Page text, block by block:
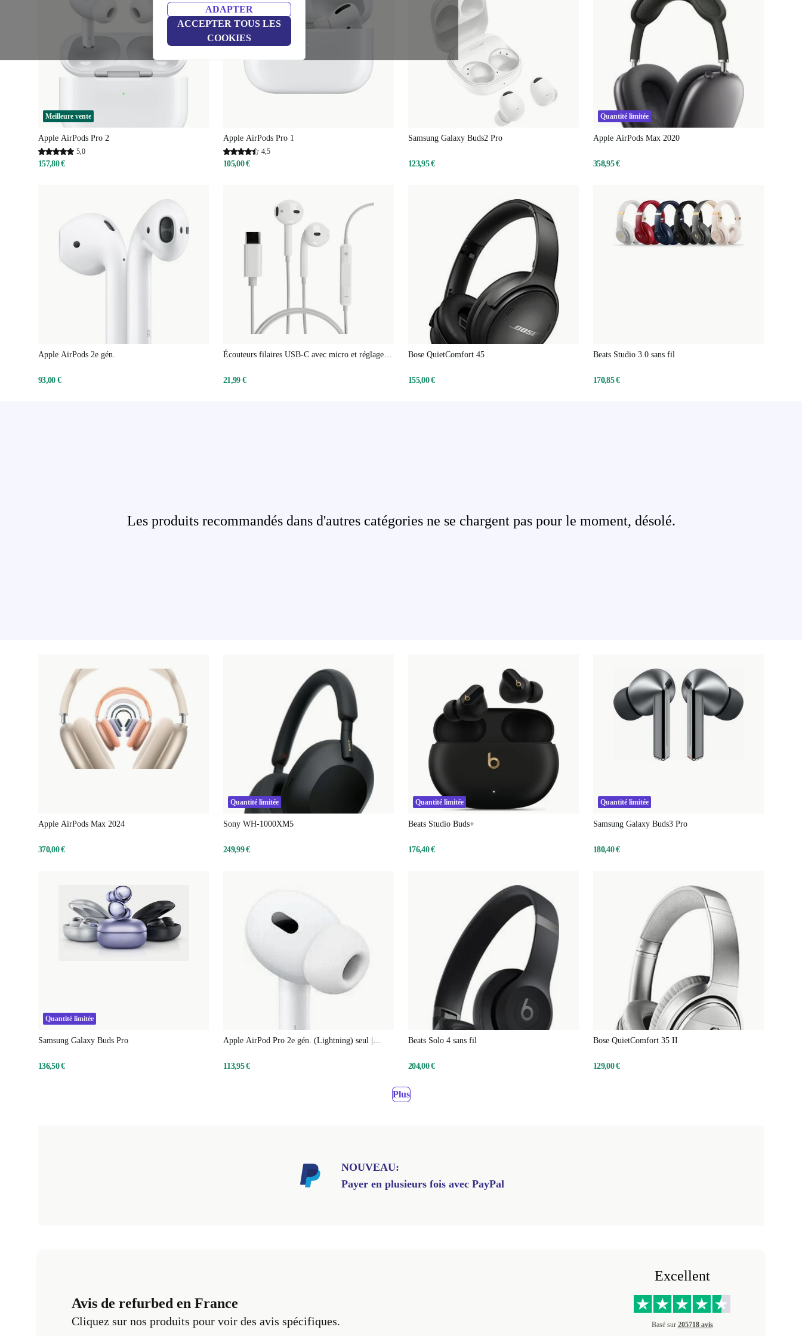
ADAPTER
ACCEPTER TOUS LES
COOKIES
Meilleure vente
Apple AirPods Pro 2
5,0
157,80 €
Apple AirPods Pro 1
4,5
105,00 €
Samsung Galaxy Buds2 Pro
123,95 €
Quantité limitée
Apple AirPods Max 2020
358,95 €
Apple AirPods 2e gén.
93,00 €
Écouteurs filaires USB-C avec micro et réglage
21,99 €
Les produits recommandés dans d'autres catégories ne se chargent pas pour le moment, désolé.
Bose QuietComfort 45
155,00 €
Beats Studio 3.0 sans fil
170,85 €
Apple AirPods Max 2024
370,00 €
Quantité limitée
Sony WH-1000XM5
249,99 €
Quantité limitée
Beats Studio Buds+
176,40 €
Quantité limitée
Samsung Galaxy Buds3 Pro
180,40 €
Quantité limitée
Samsung Galaxy Buds Pro
136,50 €
Apple AirPod Pro 2e gén. (Lightning) seul |
113,95 €
Beats Solo 4 sans fil
204,00 €
Bose QuietComfort 35 II
129,00 €
Plus
NOUVEAU:
Payer en plusieurs fois avec PayPal
Avis de refurbed en France
Cliquez sur nos produits pour voir des avis spécifiques.
Excellent
Basé sur 205718 avis